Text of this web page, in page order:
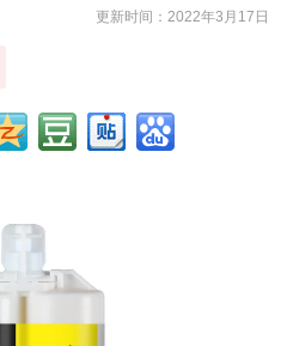
更新时间：2022年3月17日